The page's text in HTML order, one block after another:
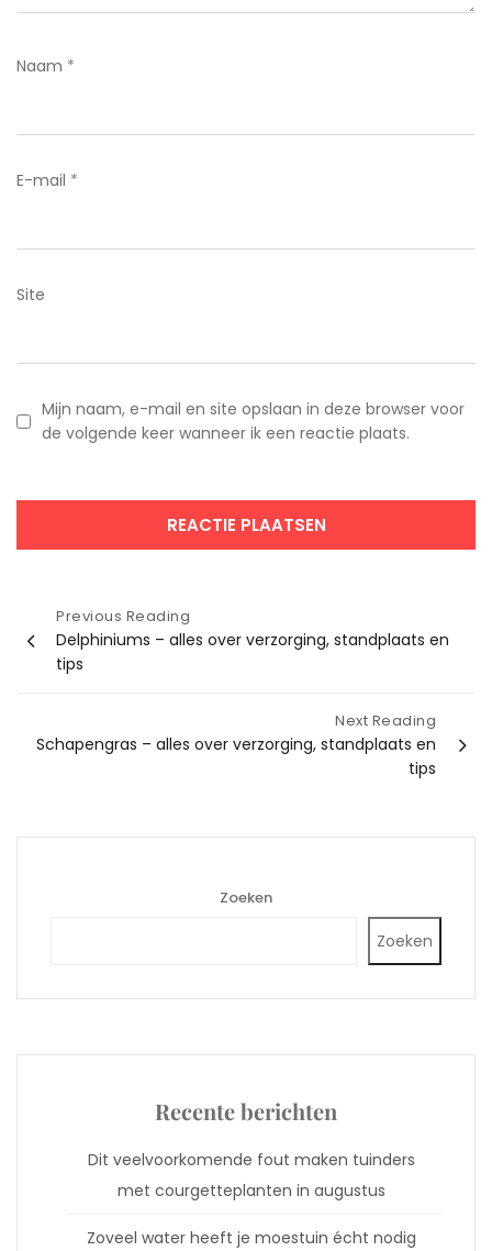
Naam *
E-mail *
Site
Mijn naam, e-mail en site opslaan in deze browser voor
de volgende keer wanneer ik een reactie plaats.
Bericht
navigatie
Previous Reading
Delphiniums – alles over verzorging, standplaats en
tips
Next Reading
Schapengras – alles over verzorging, standplaats en
tips
Zoeken
Zoeken
Recente berichten
Dit veelvoorkomende fout maken tuinders
met courgetteplanten in augustus
Zoveel water heeft je moestuin écht nodig